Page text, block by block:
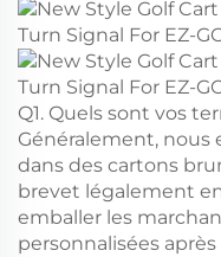
Q1. Quels sont vos
Généralement, nous
dans des cartons
brevet légalement
emballer les
personnalisées